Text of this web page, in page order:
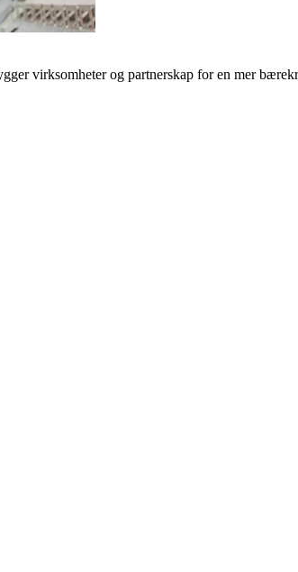
virksomheter og partnerskap for en mer